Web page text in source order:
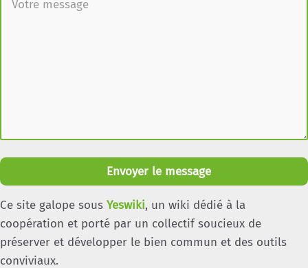
Envoyer le message
Ce site galope sous Yeswiki, un wiki dédié à la
coopération et porté par un collectif soucieux de
préserver et développer le bien commun et des outils
conviviaux.